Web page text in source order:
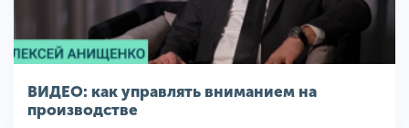
ВИДЕО: как управлять вниманием на
производстве